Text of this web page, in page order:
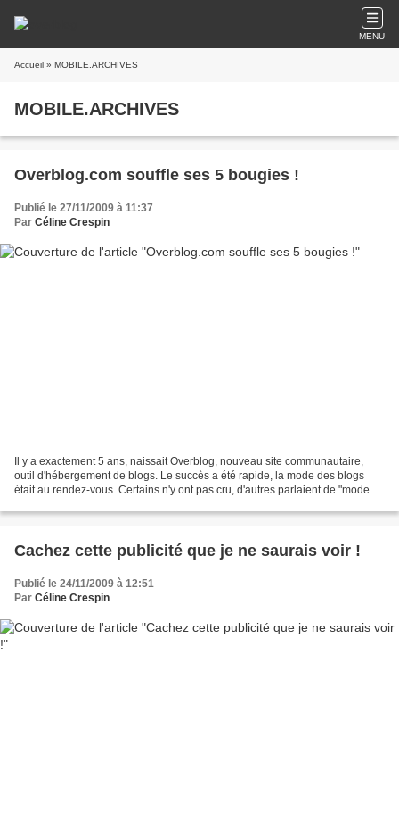
MENU
Accueil » MOBILE.ARCHIVES
MOBILE.ARCHIVES
Overblog.com souffle ses 5 bougies !
Publié le 27/11/2009 à 11:37
Par Céline Crespin
Il y a exactement 5 ans, naissait Overblog, nouveau site communautaire,
outil d'hébergement de blogs. Le succès a été rapide, la mode des blogs
était au rendez-vous. Certains n'y ont pas cru, d'autres parlaient de "mode
Cachez cette publicité que je ne saurais voir !
Publié le 24/11/2009 à 12:51
Par Céline Crespin